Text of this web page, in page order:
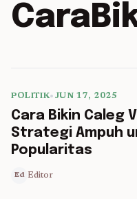
POLITIK• JUN 17, 2025
Cara Bikin Caleg
Strategi Ampuh
Popularitas
Ed Editor